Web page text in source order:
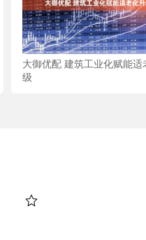
大御优配 建筑工业化赋能适
级